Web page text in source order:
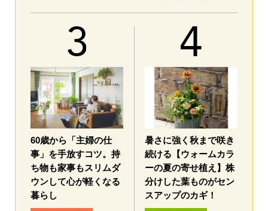
60歳から「主婦の仕
事」を手放すコツ。持
ち物も家事もスリムダ
ウンして心が軽くなる
暮らし
暑さに強く秋まで咲き
続ける【ウォームカラ
ーの夏の寄せ植え】株
分けした葉ものがセン
スアップのカギ！